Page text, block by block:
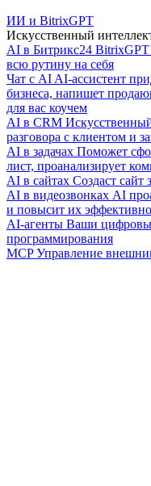
ИИ и BitrixGPT
Искусственный
AI в Битрикс24
всю рутину на себя
Чат с AI AI-ассистент
бизнеса, напишет
для вас коучем
AI в CRM
разговора с клиентом и
AI в задачах Поможет
лист, проанализирует
AI в сайтах Создаст
AI в видеозвонках AI
и повысит их
AI-агенты Ваши
программирования
MCP Управление